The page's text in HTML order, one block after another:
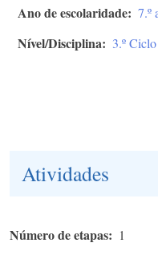
Ano de escolaridade 7.º
Nível/Disciplina 3.º Ciclo
Atividades
Número de etapas 1